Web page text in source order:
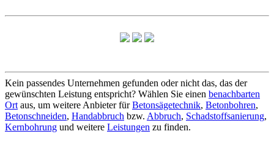
Kein passendes Unternehmen gefunden oder nicht das, das der
gewünschten Leistung entspricht? Wählen Sie einen benachbarten
Ort aus, um weitere Anbieter fürBetonsägetechnik, Betonbohren,
Betonschneiden, Handabbruch bzw. Abbruch, Schadstoffsanierung,
Kernbohrung und weitere Leistungen zu finden.